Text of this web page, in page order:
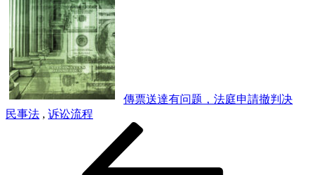
傳票送達有问题，法庭申請撤判决
民事法 , 诉讼流程